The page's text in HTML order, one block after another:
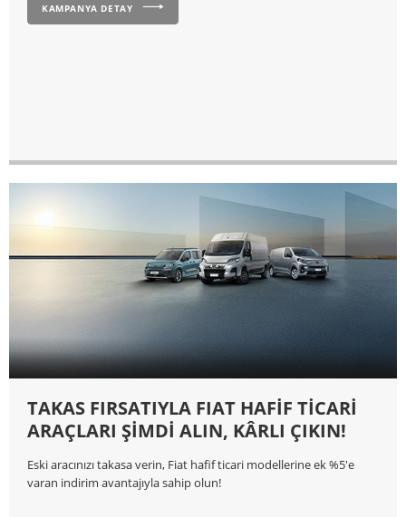
KAMPANYA DETAY
TAKAS FIRSATIYLA FIAT HAFİF TİCARİ
ARAÇLARI ŞİMDİ ALIN, KÂRLI ÇIKIN!
Eski aracınızı takasa verin, Fiat hafif ticari modellerine ek %5'e
varan indirim avantajıyla sahip olun!